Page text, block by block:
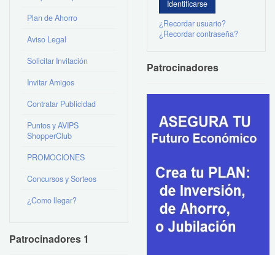
Plan de Ahorro
Aviso Legal
Solicitar Invitación
Invitar Amigos
Contratar Publicidad
Puntos y AVIPS
ShopperClub
PROMOCIONES
Concursos y Sorteos
¿Como llegar?
Patrocinadores 1
¿Recordar usuario?
¿Recordar contraseña?
Patrocinadores